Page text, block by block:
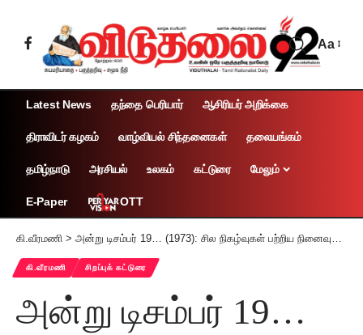
Aa
Latest News தந்தை பெரியார் ஆசிரியர் அறிக்கை
திராவிடர் கழகம் வாழ்வியல் சிந்தனைகள் தலையங்கம்
தமிழ்நாடு அரசியல் உலகம் கட்டுரை மேலும்
E-Paper OTT
கி.வீரமணி > அன்று டிசம்பர் 19… (1973): சில நிகழ்வுகள் பற்றிய நினைவுகள் (2)
கி.வீரமணி சிறப்புக் கட்டுரை
அன்று டிசம்பர் 19…